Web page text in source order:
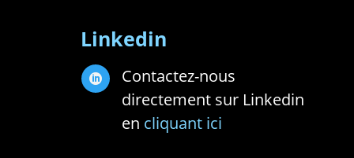
Linkedin

Contactez-nous
directement sur Linkedin
en cliquant ici